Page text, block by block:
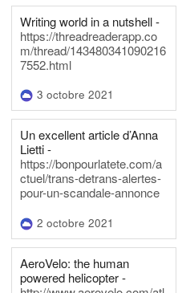
Writing world in a nutshell -
https://threadreaderapp.co
m/thread/143480341090216
7552.html
3 octobre 2021
Un excellent article d’Anna
Lietti -
https://bonpourlatete.com/a
ctuel/trans-detrans-alertes-
pour-un-scandale-annonce
2 octobre 2021
AeroVelo: the human
powered helicopter -